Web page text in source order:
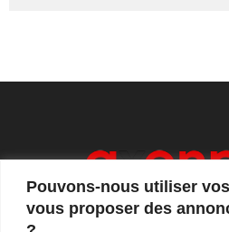
Pouvons-nous utiliser
vous proposer des